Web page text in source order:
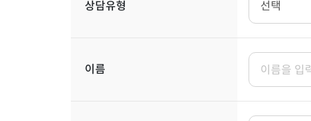
상담유형
이름